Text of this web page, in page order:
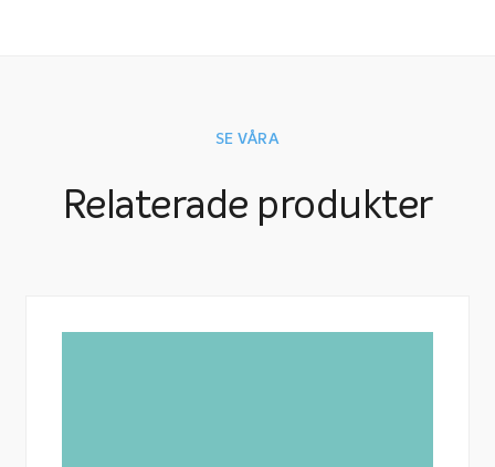
SE VÅRA
Relaterade produkter